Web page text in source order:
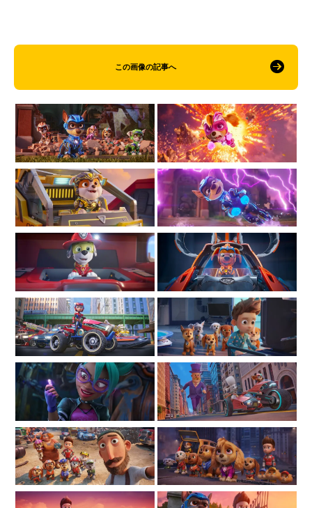
この画像の記事へ